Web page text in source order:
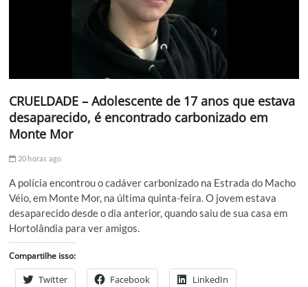
CRUELDADE – Adolescente de 17 anos que estava
desaparecido, é encontrado carbonizado em
Monte Mor
20 horas ago
A polícia encontrou o cadáver carbonizado na Estrada do Macho
Véio, em Monte Mor, na última quinta-feira. O jovem estava
desaparecido desde o dia anterior, quando saiu de sua casa em
Hortolândia para ver amigos.
Compartilhe isso:
Twitter Facebook LinkedIn